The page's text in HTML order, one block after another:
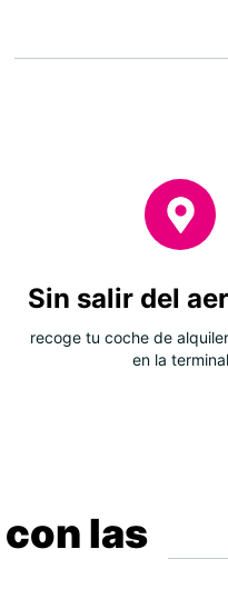
Sin salir del
recoge tu coche de
en la terminal
las